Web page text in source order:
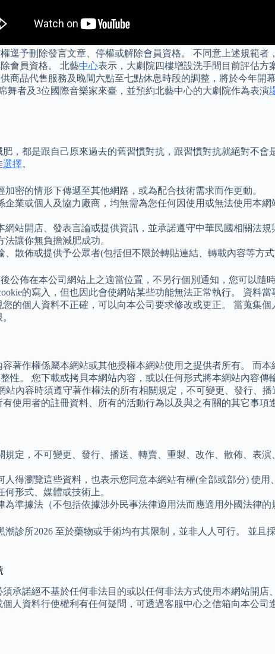
逕予刪除發言文章、停權或解除會員資格。 不同意上述規範
會員資格。 北藝中心表示，大劇院四樓增設洗手間目前評估方
商品代售服務及晚間六點至七點休息時段的調整，將於今年開
舞者及3位國際音樂家來臺，並預約北藝中心的大劇院作為表演
，都是跟自己原來過去的舊習慣對抗，跟習慣對抗就絕對不
選擇。
密的情形下傳遞至其他網路，或為配合技術需求而作更動。
業或個人及協力廠商，均無需為您任何因使用或無法使用本
站開店、發表言論或提供資訊，並承諾遵守中華民國相關法規
讓你無負擔減肥成功。
散佈或提供予公眾者(包括但不限於轉貼連結、轉載內容等方
公佈在本公司網站上之適當位置，不另行個別通知，您可以隨
的寫入，但也因此會使網站某些功能無法正常執行。 資料
的個人資料不正確，可以向本公司要求修改或更正。 當蒐集
著作權係屬本網站或其他授權本網站使用之提供者所有。 而
性。 您下載或拷貝本網站內容，或以任何形式將本網站內容
內容時須遵守著作權法的所有相關規定，不可變更、發行、
使用者的註冊資料、所有的活動行為以及與之有關的其它事
定，不可變更、發行、播送、轉賣、重製、改作、散佈、表
得瀏覽這些資料，也表示您同意本網站有權(全部或部分) 使
形式、媒體或技術上。
準據法（不包括依據涉外民事法律適用法而應適用外國法律的
診所2026 至於藥物或手術均有其限制，並非人人可行。 並
承諾絕不基於任何非法目的或以任何非法方式使用本網站開
人資料行使權利有任何疑問，可透過客服中心之信箱向本公